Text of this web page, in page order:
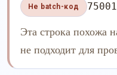
Не batch-код 75001
Эта строка похожа
не подходит для